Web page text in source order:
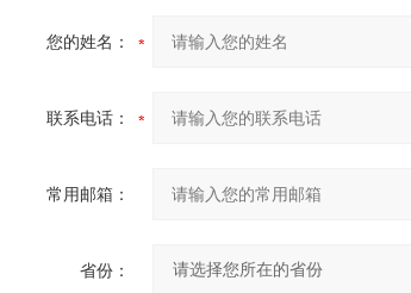
您的姓名：
联系电话：
常用邮箱：
省份：